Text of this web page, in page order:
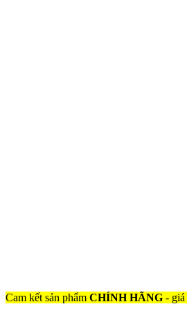
Cam kết sản phẩm CHÍNH HÃNG - giá